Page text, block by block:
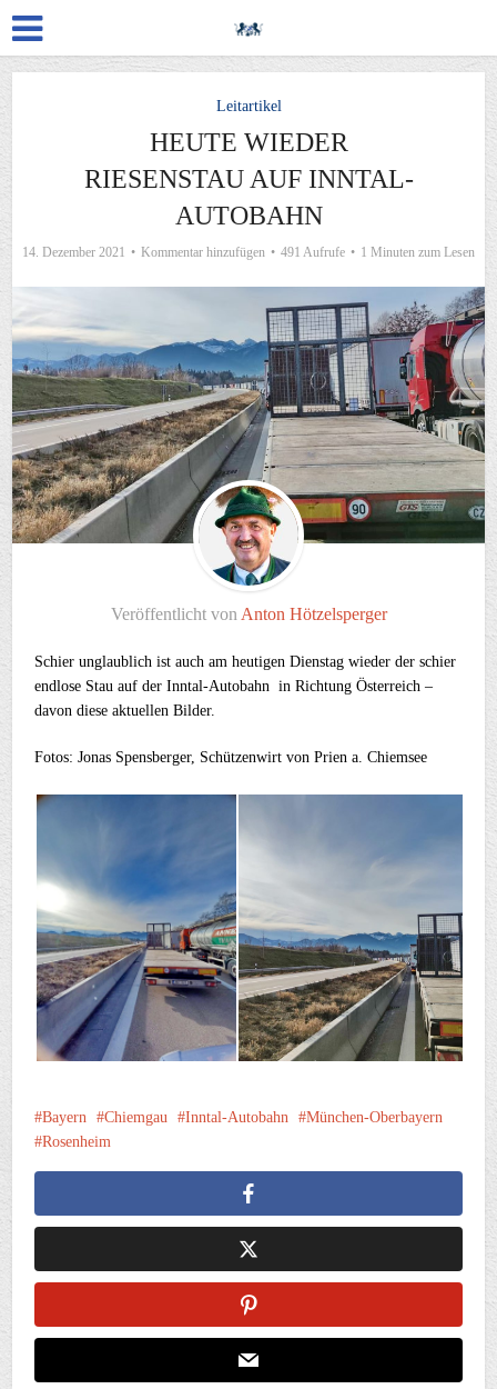
Leitartikel
HEUTE WIEDER
RIESENSTAU AUF INNTAL-
AUTOBAHN
14. Dezember 2021 Kommentar hinzufügen 491 Aufrufe 1 Minuten zum Lesen
Veröffentlicht von Anton Hötzelsperger
Schier unglaublich ist auch am heutigen Dienstag wieder der schier
endlose Stau auf der Inntal-Autobahn in Richtung Österreich –
davon diese aktuellen Bilder.
Fotos: Jonas Spensberger, Schützenwirt von Prien a. Chiemsee
Bayern Chiemgau Inntal-Autobahn
München-Oberbayern
Rosenheim